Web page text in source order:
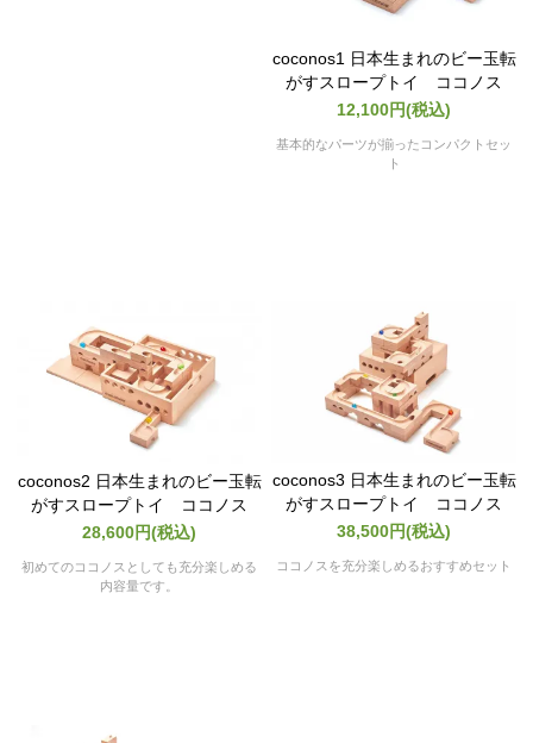
coconos1 日本生まれのビー玉転
がすスロープトイ ココノス
12,100円(税込)
基本的なパーツが揃ったコンパクトセッ
ト
coconos2 日本生まれのビー玉転
がすスロープトイ ココノス
28,600円(税込)
初めてのココノスとしても充分楽しめる
内容量です。
coconos3 日本生まれのビー玉転
がすスロープトイ ココノス
38,500円(税込)
ココノスを充分楽しめるおすすめセット